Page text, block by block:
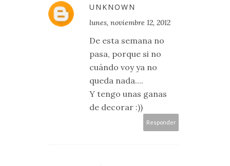
UNKNOWN
lunes, noviembre 12, 2012
De esta semana no
pasa, porque si no
cuándo voy ya no
queda nada....
Y tengo unas ganas
de decorar :))
Responder